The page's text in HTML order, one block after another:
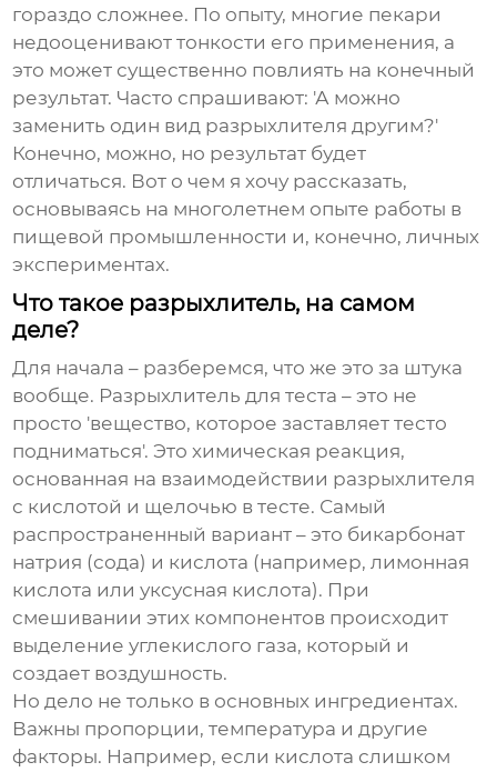
гораздо сложнее. По опыту, многие пекари
недооценивают тонкости его применения, а
это может существенно повлиять на конечный
результат. Часто спрашивают: 'А можно
заменить один вид разрыхлителя другим?'
Конечно, можно, но результат будет
отличаться. Вот о чем я хочу рассказать,
основываясь на многолетнем опыте работы в
пищевой промышленности и, конечно, личных
экспериментах.
Что такое разрыхлитель, на самом
деле?
Для начала – разберемся, что же это за штука
вообще. Разрыхлитель для теста – это не
просто 'вещество, которое заставляет тесто
подниматься'. Это химическая реакция,
основанная на взаимодействии разрыхлителя
с кислотой и щелочью в тесте. Самый
распространенный вариант – это бикарбонат
натрия (сода) и кислота (например, лимонная
кислота или уксусная кислота). При
смешивании этих компонентов происходит
выделение углекислого газа, который и
создает воздушность.
Но дело не только в основных ингредиентах.
Важны пропорции, температура и другие
факторы. Например, если кислота слишком